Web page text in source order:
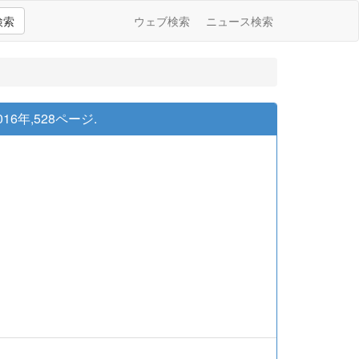
索 ウェブ検索 ニュース検索
年,528ページ.